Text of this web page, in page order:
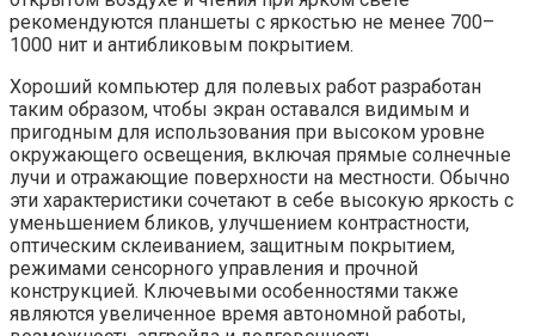
рекомендуются планшеты с яркостью не менее 700–
1000 нит и антибликовым покрытием.
Хороший компьютер для полевых работ разработан
таким образом, чтобы экран оставался видимым и
пригодным для использования при высоком уровне
окружающего освещения, включая прямые солнечные
лучи и отражающие поверхности на местности. Обычно
эти характеристики сочетают в себе высокую яркость с
уменьшением бликов, улучшением контрастности,
оптическим склеиванием, защитным покрытием,
режимами сенсорного управления и прочной
конструкцией. Ключевыми особенностями также
являются увеличенное время автономной работы,